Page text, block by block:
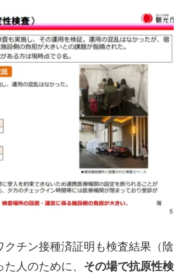
チン接種済証明も検査結果（陰
人のために、 その場で抗原性検